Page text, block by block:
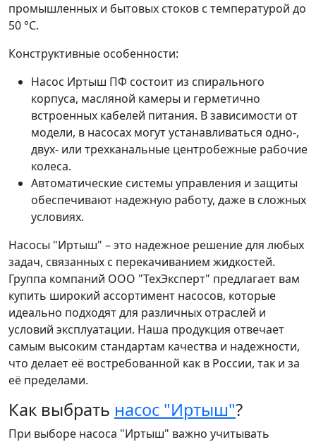
промышленных и бытовых стоков с температурой до
50 °C.
Конструктивные особенности:
Насос Иртыш ПФ состоит из спирального
корпуса, масляной камеры и герметично
встроенных кабелей питания. В зависимости от
модели, в насосах могут устанавливаться одно-,
двух- или трехканальные центробежные рабочие
колеса.
Автоматические системы управления и защиты
обеспечивают надежную работу, даже в сложных
условиях.
Насосы "Иртыш" – это надежное решение для любых
задач, связанных с перекачиванием жидкостей.
Группа компаний ООО "ТехЭксперт" предлагает вам
купить широкий ассортимент насосов, которые
идеально подходят для различных отраслей и
условий эксплуатации. Наша продукция отвечает
самым высоким стандартам качества и надежности,
что делает её востребованной как в России, так и за
её пределами.
Как выбрать насос "Иртыш"?
При выборе насоса "Иртыш" важно учитывать